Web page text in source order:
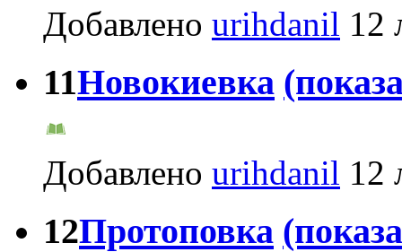
Добавлено urihdanil 12
11Новокиевка
Добавлено urihdanil 12
12Протоповка